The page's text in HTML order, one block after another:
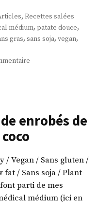
, Recettes salées
médium, patate douce,
gras, sans soja, vegan,
patate
douce
enrobés de
/ Vegan / Sans gluten /
/ Sans soja / Plant-
parti de mes
médium (ici en